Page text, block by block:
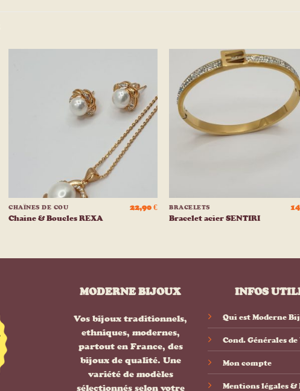
Ajouter
à la
liste
d’envies
CHAÎNES DE COU
Chaine & Boucles REXA
22,90 €
à
BRACELETS
Bracelet acier SENTIRI
MODERNE BIJOUX
Vos bijoux traditionnels,
ethniques, modernes,
partout en France, des
bijoux de qualité. Une
variété de modèles
sélectionnés selon votre
INFOS
Qui est Moderne
Cond. Générales de
Mon compte
Mentions légales &